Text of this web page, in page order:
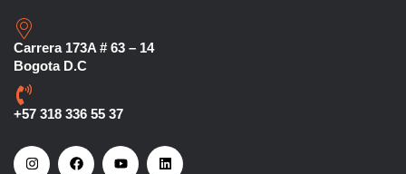
Carrera 173A # 63 – 14
Bogota D.C
+57 318 336 55 37